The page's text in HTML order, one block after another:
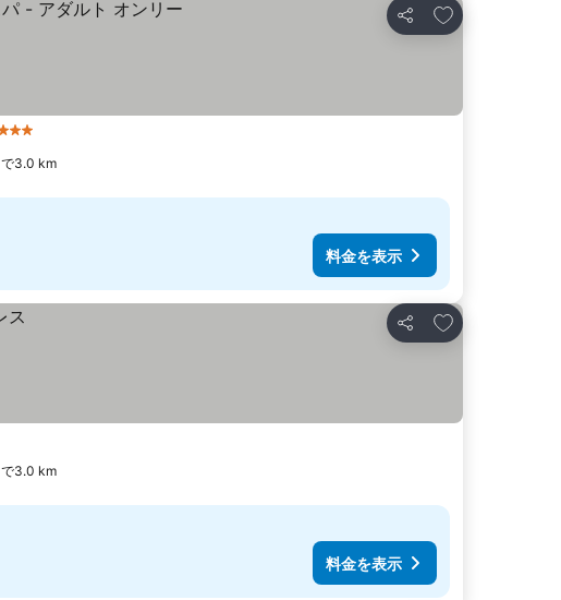
シェア
お気に入りに追加
テルのランク
で3.0 km
料金を表示
シェア
お気に入りに追加
で3.0 km
料金を表示